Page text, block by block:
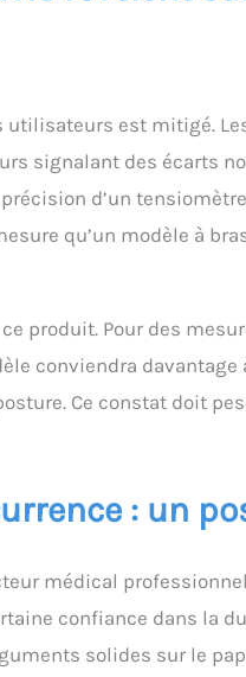
utilisateurs est mitigé.
signalant des écarts
d’un
qu’un modèle à
produit. Pour des
conviendra
Ce constat doit
: un
médical
confiance dans la
solides sur le